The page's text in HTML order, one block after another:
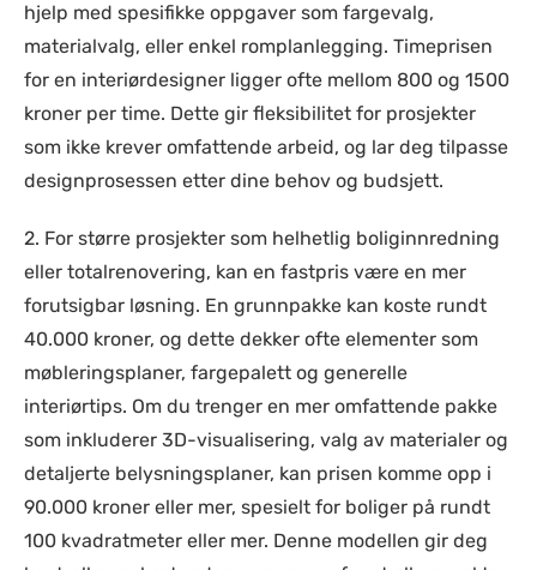
hjelp med spesifikke oppgaver som fargevalg,
materialvalg, eller enkel romplanlegging. Timeprisen
for en interiørdesigner ligger ofte mellom 800 og 1500
kroner per time. Dette gir fleksibilitet for prosjekter
som ikke krever omfattende arbeid, og lar deg tilpasse
designprosessen etter dine behov og budsjett.
2. For større prosjekter som helhetlig boliginnredning
eller totalrenovering, kan en fastpris være en mer
forutsigbar løsning. En grunnpakke kan koste rundt
40.000 kroner, og dette dekker ofte elementer som
møbleringsplaner, fargepalett og generelle
interiørtips. Om du trenger en mer omfattende pakke
som inkluderer 3D-visualisering, valg av materialer og
detaljerte belysningsplaner, kan prisen komme opp i
90.000 kroner eller mer, spesielt for boliger på rundt
100 kvadratmeter eller mer. Denne modellen gir deg